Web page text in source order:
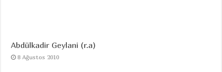
Abdülkadir Geylani (r.a)
8 Ağustos 2010